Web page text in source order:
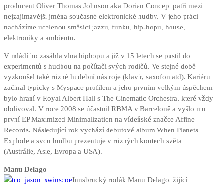
producent Oliver Thomas Johnson aka Dorian Concept patří mezi
nejzajímavější jména současné elektronické hudby. V jeho práci
nacházíme ucelenou směsici jazzu, funku, hip-hopu, house,
elektroniky a ambientu.
V mládí ho zasáhla vlna hiphopu a již v 15 letech se pustil do
experimentů s hudbou na počítači svých rodičů. Ve stejné době
vyzkoušel také různé hudební nástroje (klavír, saxofon atd). Kariéru
začínal typicky s Myspace profilem a jeho prvním velkým úspěchem
bylo hraní v Royal Albert Hall s The Cinematic Orchestra, které vždy
obdivoval. V roce 2008 se účastnil RBMA v Barceloně a vyšlo mu
první EP Maximized Minimalization na vídeňské značce Affine
Records. Následující rok vychází debutové album When Planets
Explode a svou hudbu prezentuje v různých koutech světa
(Austrálie, Asie, Evropa a USA).
Manu Delago
Innsbrucký rodák Manu Delago, žijící